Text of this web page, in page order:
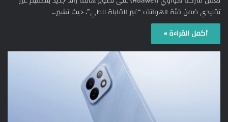
تقليدي ضمن فئة الهواتف “غير القابلة للطي”، حيث تشير…
أكمل القراءة »